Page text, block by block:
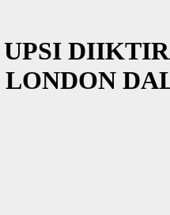
LONDON